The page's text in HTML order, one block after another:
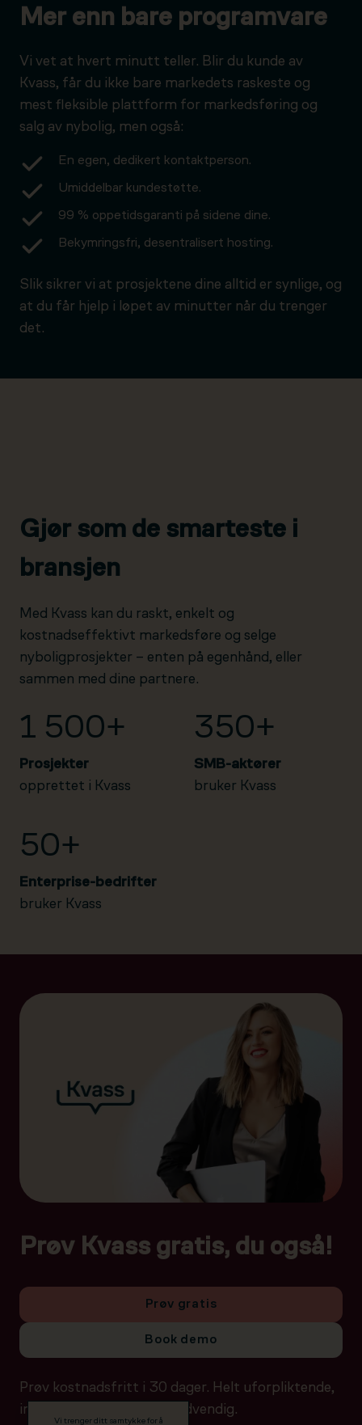
Mer enn bare programvare
Vi vet at hvert minutt teller. Blir du kunde av
Kvass, får du ikke bare markedets raskeste og
mest fleksible plattform for markedsføring og
salg av nybolig, men også:
En egen, dedikert kontaktperson.
Umiddelbar kundestøtte.
99 % oppetidsgaranti på sidene dine.
Bekymringsfri, desentralisert hosting.
Slik sikrer vi at prosjektene dine alltid er synlige, og
at du får hjelp i løpet av minutter når du trenger
det.
Gjør som de smarteste i
bransjen
Med Kvass kan du raskt, enkelt og
kostnadseffektivt markedsføre og selge
nyboligprosjekter – enten på egenhånd, eller
sammen med dine partnere.
1 500+
Prosjekter
opprettet i Kvass
350+
SMB-aktører
bruker Kvass
50+
Enterprise-bedrifter
bruker Kvass
Prøv Kvass gratis, du også!
Prøv gratis
Book demo
Prøv kostnadsfritt i 30 dager. Helt uforpliktende,
ingen betalingsdetaljer nødvendig.
Vi trenger ditt samtykke for å